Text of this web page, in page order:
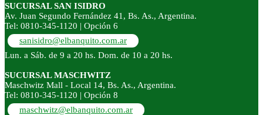
SUCURSAL SAN ISIDRO
Av. Juan Segundo Fernández 41, Bs. As., Argentina.
Tel: 0810-345-1120 | Opción 6
sanisidro@elbanquito.com.ar
Lun. a Sáb. de 9 a 20 hs. Dom. de 10 a 20 hs.
SUCURSAL MASCHWITZ
Maschwitz Mall - Local 14, Bs. As., Argentina.
Tel: 0810-345-1120 | Opción 8
maschwitz@elbanquito.com.ar